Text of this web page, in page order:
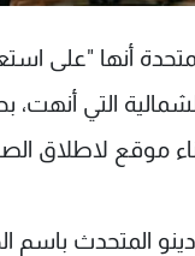
أنها "على
التي أنهت،
موقع لاطلاق
المتحدث باسم
وظائف
سياسة